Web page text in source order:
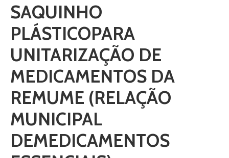
SAQUINHO
PLÁSTICOPARA
UNITARIZAÇÃO DE
MEDICAMENTOS DA
REMUME (RELAÇÃO
MUNICIPAL
DEMEDICAMENTOS